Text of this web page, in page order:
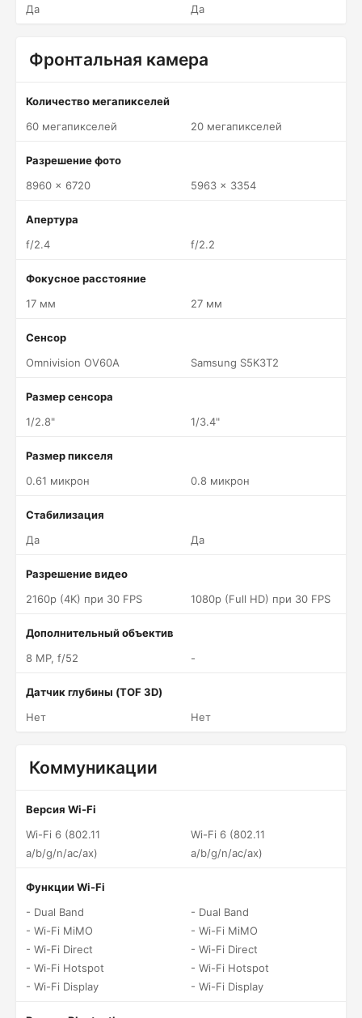
Да
Да
Фронтальная камера
Количество мегапикселей
60 мегапикселей
20 мегапикселей
Разрешение фото
8960 x 6720
5963 x 3354
Апертура
f/2.4
f/2.2
Фокусное расстояние
17 мм
27 мм
Сенсор
Omnivision OV60A
Samsung S5K3T2
Размер сенсора
1/2.8"
1/3.4"
Размер пикселя
0.61 микрон
0.8 микрон
Стабилизация
Да
Да
Разрешение видео
2160p (4K) при 30 FPS
1080p (Full HD) при 30 FPS
Дополнительный объектив
8 MP, f/52
-
Датчик глубины (TOF 3D)
Нет
Нет
Коммуникации
Версия Wi-Fi
Wi-Fi 6 (802.11
a/b/g/n/ac/ax)
Wi-Fi 6 (802.11
a/b/g/n/ac/ax)
Функции Wi-Fi
- Dual Band
- Wi-Fi MiMO
- Wi-Fi Direct
- Wi-Fi Hotspot
- Wi-Fi Display
- Dual Band
- Wi-Fi MiMO
- Wi-Fi Direct
- Wi-Fi Hotspot
- Wi-Fi Display